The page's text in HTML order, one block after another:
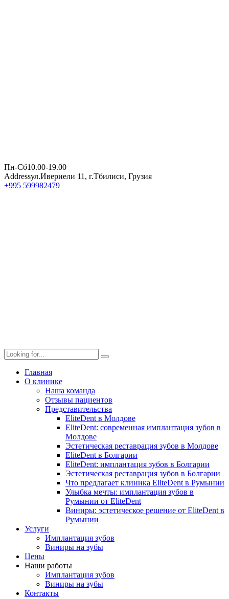
Пн-Сб10.00-19.00
Addressул.Ивериели 11, г.Тбилиси, Грузия
+995 599982479
Главная
О клинике
Наша команда
Отзывы пациентов
Представительства
EliteDent в Молдове
EliteDent: современная имплантация зубов в
Молдове
Эстетическая реставрация зубов в Молдове
EliteDent в Болгарии
EliteDent: имплантация зубов в Болгарии
Эстетическая реставрация зубов в Болгарии
Что предлагает клиника EliteDent в Румынии
Улыбка мечты: имплантация зубов в
Румынии от EliteDent
Виниры: эстетическое решение от EliteDent в
Румынии
Услуги
Имплантация зубов
Виниры на зубы
Цены
Наши работы
Имплантация зубов
Виниры на зубы
Контакты